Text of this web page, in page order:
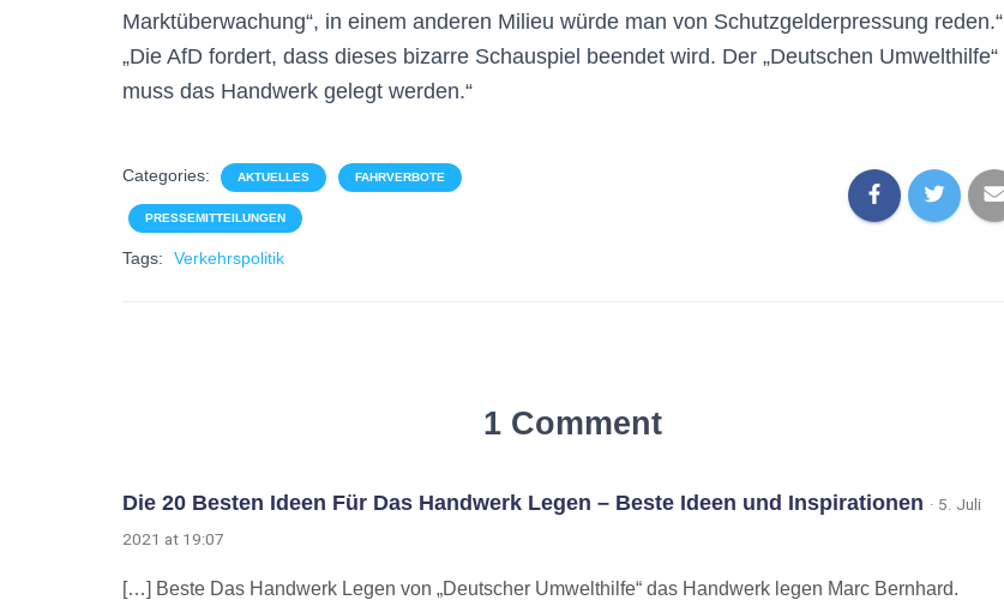
Marktüberwachung“, in einem anderen Milieu würde man von Schutzgelderpressung reden.“
„Die AfD fordert, dass dieses bizarre Schauspiel beendet wird. Der „Deutschen Umwelthilfe“
muss das Handwerk gelegt werden.“
Categories: AKTUELLES FAHRVERBOTE
PRESSEMITTEILUNGEN
Tags: Verkehrspolitik
1 Comment
Die 20 Besten Ideen Für Das Handwerk Legen – Beste Ideen und Inspirationen · 5. Juli
2021 at 19:07
[…] Beste Das Handwerk Legen von „Deutscher Umwelthilfe“ das Handwerk legen Marc Bernhard.